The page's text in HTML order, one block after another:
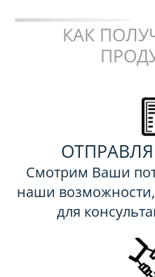
КАК
Смотрим Ваши
наши
для